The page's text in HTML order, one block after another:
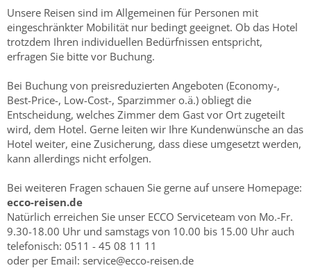
Unsere Reisen sind im Allgemeinen für Personen mit
eingeschränkter Mobilität nur bedingt geeignet. Ob das Hotel
trotzdem Ihren individuellen Bedürfnissen entspricht,
erfragen Sie bitte vor Buchung.
Bei Buchung von preisreduzierten Angeboten (Economy-,
Best-Price-, Low-Cost-, Sparzimmer o.ä.) obliegt die
Entscheidung, welches Zimmer dem Gast vor Ort zugeteilt
wird, dem Hotel. Gerne leiten wir Ihre Kundenwünsche an das
Hotel weiter, eine Zusicherung, dass diese umgesetzt werden,
kann allerdings nicht erfolgen.
Bei weiteren Fragen schauen Sie gerne auf unsere Homepage:
ecco-reisen.de
Natürlich erreichen Sie unser ECCO Serviceteam von Mo.-Fr.
9.30-18.00 Uhr und samstags von 10.00 bis 15.00 Uhr auch
telefonisch: 0511 - 45 08 11 11
oder per Email: service@ecco-reisen.de